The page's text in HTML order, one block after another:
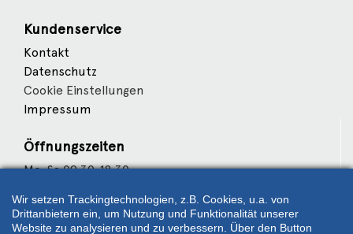
Kundenservice
Kontakt
Datenschutz
Cookie Einstellungen
Impressum
Öffnungszeiten
Mo-Sa 09:30-18:30
Wir sind Partner von
Wir setzen Trackingtechnologien, z.B. Cookies, u.a. von
Drittanbietern ein, um Nutzung und Funktionalität unserer
Website zu analysieren und zu verbessern. Über den Button